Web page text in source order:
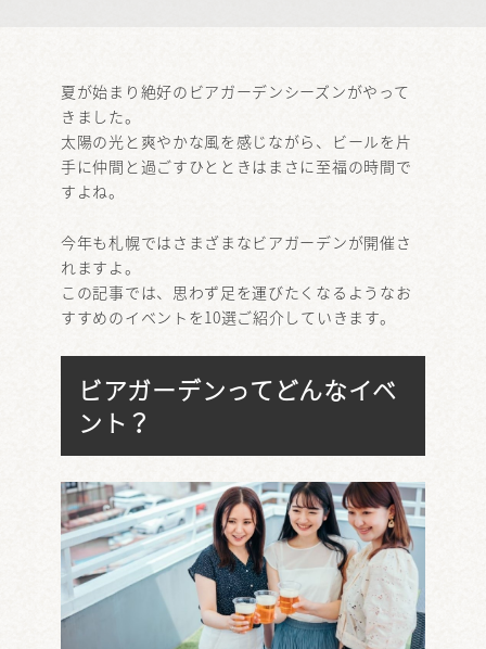
夏が始まり絶好のビアガーデンシーズンがやって
きました。
太陽の光と爽やかな風を感じながら、ビールを片
手に仲間と過ごすひとときはまさに至福の時間で
すよね。
今年も札幌ではさまざまなビアガーデンが開催さ
れますよ。
この記事では、思わず足を運びたくなるようなお
すすめのイベントを10選ご紹介していきます。
ビアガーデンってどんなイベ
ント？